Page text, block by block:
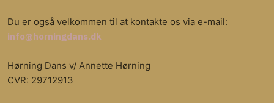
Du er også velkommen til at kontakte os via e-mail:
info@horningdans.dk
Hørning Dans v/ Annette Hørning
CVR: 29712913